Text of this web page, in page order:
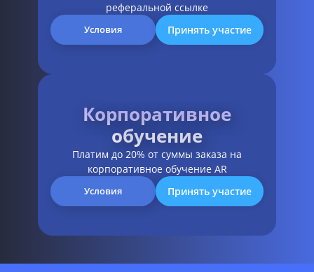
реферальной ссылке
Условия Принять участие
Корпоративное
обучение
Платим до 20% от суммы заказа на
корпоративное обучение AR
Условия Принять участие